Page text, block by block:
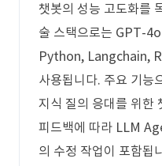
챗봇의 성능 고도화를
술 스택으로는 GPT-
Python, Langchain,
사용됩니다. 주요 기능
지식 질의 응대를 위한
피드백에 따라 LLM
의 수정 작업이 포함됩